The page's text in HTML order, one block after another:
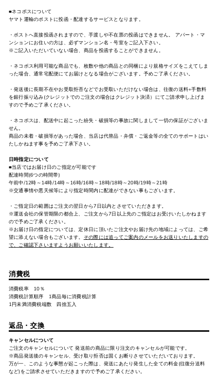
■ネコポスについて
ヤマト運輸のポストに投函・配達するサービスとなります。
・ポストへ直接投函されますので、手渡しや不在票の投函はできません。 アパート・マ
ンションにお住いの方は、必ずマンション名・号室をご記入下さい。
※ご記入いただいていない場合、商品を投函することができません。
・ネコポス利用可能な商品でも、枚数や他の商品との同梱により規格サイズをこえてしま
った場合、通常宅配便にてお届けとなる場合がございます。予めご了承ください。
・発送後に長期不在やお受取拒否などでお受取いただけない場合は、往復の送料+手数料
を銀行振り込み(クレジットでのご注文の場合はクレジット決済）にてご請求申し上げま
すので予めご了承ください。
・ネコポスは、配送中に起こった紛失・破損等の事故に関しまして一切の保証がございま
せん。
商品の未着・破損等があった場合、当店は代替品・弁償・ご返金等の全てのサポートはい
たしかねます事を予めご了承下さい。
日時指定について
■当店ではお届け日のご指定が可能です
配達時間(6つの時間帯)
午前中/12時～14時/14時～16時/16時～18時/18時～20時/19時～21時
※交通事情や悪天候等により指定時間内に配達ができない事もございます。
・ご指定日の範囲はご注文の翌日から7日以内とさせていただきます。
※運送会社の保管期限の都合上、ご注文から7日以上先のご指定はお受けいたしかねます
ので予めご了承ください。
※お届け日の指定については、定休日に頂いたご注文やお届け先の地域によっては、ご希
望に添えない場合もございます。 その際には追ってご案内のメールをお送りいたしますの
で、ご確認下さいますようお願いいたします。
消費税
消費税率 10％
消費税計算順序 1商品毎に消費税計算
1円未満消費税端数 四捨五入
返品・交換
キャンセルについて
ご注文のキャンセルについて 発送前の商品に限り注文のキャンセルが可能です。
※商品発送後のキャンセル、受け取り拒否は固くお断りさせていただいております。
万が一、このような事態が起こった際は、発送にあたり発生した全ての料金(往復分送料
など)をご請求させていただきますので予めご了承ください。